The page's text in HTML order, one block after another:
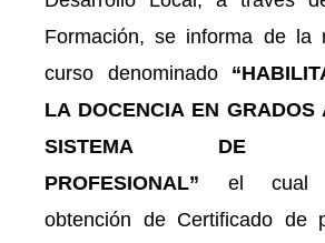
Formación, se informa de la
curso denominado
LA DOCENCIA EN
SISTEMA DE
PROFESIONAL” el cual
obtención de Certificado de